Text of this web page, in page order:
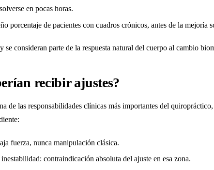
en pocas horas.
porcentaje de pacientes con cuadros crónicos, antes de la mejoría
se consideran parte de la respuesta natural del cuerpo al cambio
recibir ajustes?
de las responsabilidades clínicas más importantes del
fuerza, nunca manipulación clásica.
contraindicación absoluta del ajuste en esa zona.